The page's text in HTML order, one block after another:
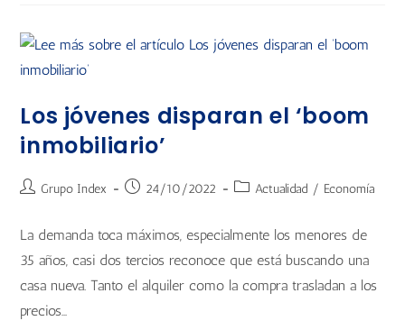
Los jóvenes disparan el ‘boom
inmobiliario’
Grupo Index 24/10/2022 Actualidad / Economía
La demanda toca máximos, especialmente los menores de
35 años, casi dos tercios reconoce que está buscando una
casa nueva. Tanto el alquiler como la compra trasladan a los
precios…